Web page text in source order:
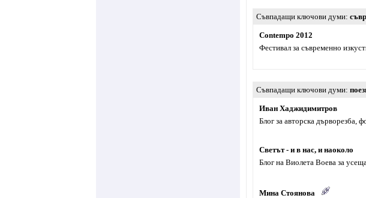
Съвпадащи ключови думи
Contempo 2012
Фестивал за съвременно
Съвпадащи ключови думи
Иван Хаджидимитров
Блог за авторска дърворезба,
Светът - и в нас, и наоколо
Блог на Виолета Воева за
Мина Стоянова